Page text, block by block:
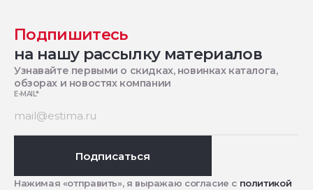
Подпишитесь
на нашу рассылку материалов
Узнавайте первыми о скидках, новинках каталога,
обзорах и новостях компании
E-MAIL*
Подписаться
Нажимая «отправить», я выражаю согласие с политикой